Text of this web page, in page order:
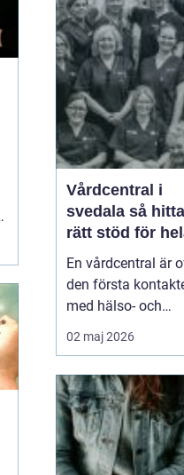
det inte det. En
legitimerad
kan hjälpa
återfå rörlighet,
smä...
Vårdcentral i
svedala så hittar du
rätt stöd för
familjen
En vårdcentral är
den första
med hälso- och
sjukvården. För
Svedala handlar
plats där både
vuxna och äldre får
under samma tak. I
tid med högt
02 maj 2026